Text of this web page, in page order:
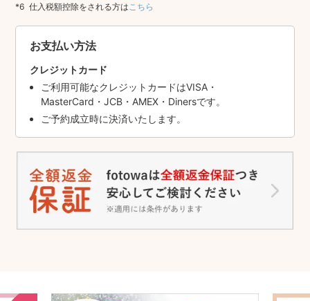
仕入税額控除をされる方は こちら
お支払い方法
クレジットカード
ご利用可能なクレジットカードはVISA・
MasterCard・JCB・AMEX・Dinersです。
ご予約成立時に決済いたします。